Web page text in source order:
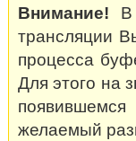
Внимание! В
трансляции
процесса
Для этого на
желаемый